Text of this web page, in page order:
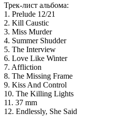
Трек-лист альбома:
1. Prelude 12/21
2. Kill Caustic
3. Miss Murder
4. Summer Shudder
5. The Interview
6. Love Like Winter
7. Affliction
8. The Missing Frame
9. Kiss And Control
10. The Killing Lights
11. 37 mm
12. Endlessly, She Said